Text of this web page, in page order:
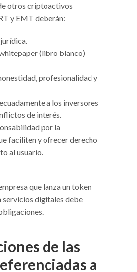
otros criptoactivos
y EMT deberán:
(libro blanco)
profesionalidad y
a los inversores
de interés.
por la
faciliten y ofrecer derecho
al usuario.
que lanza un token
servicios digitales debe
de las
a